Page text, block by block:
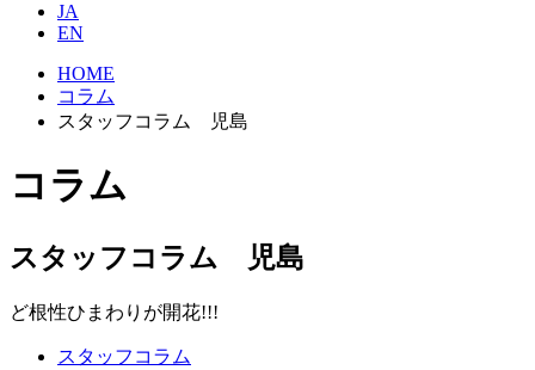
JA
EN
HOME
コラム
スタッフコラム 児島
コラム
スタッフコラム 児島
ど根性ひまわりが開花!!!
スタッフコラム